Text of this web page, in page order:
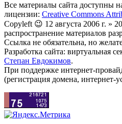
Все материалы сайта доступны
лицензии: Creative Commons
Copyleft 😉 12 августа 2006 г. »
распространение материалов
Ссылка не обязательна, но
Разработка сайта: виртуальная
Степан Евдокимов.
При поддержке интернет-
(регистрация домена, интернет-